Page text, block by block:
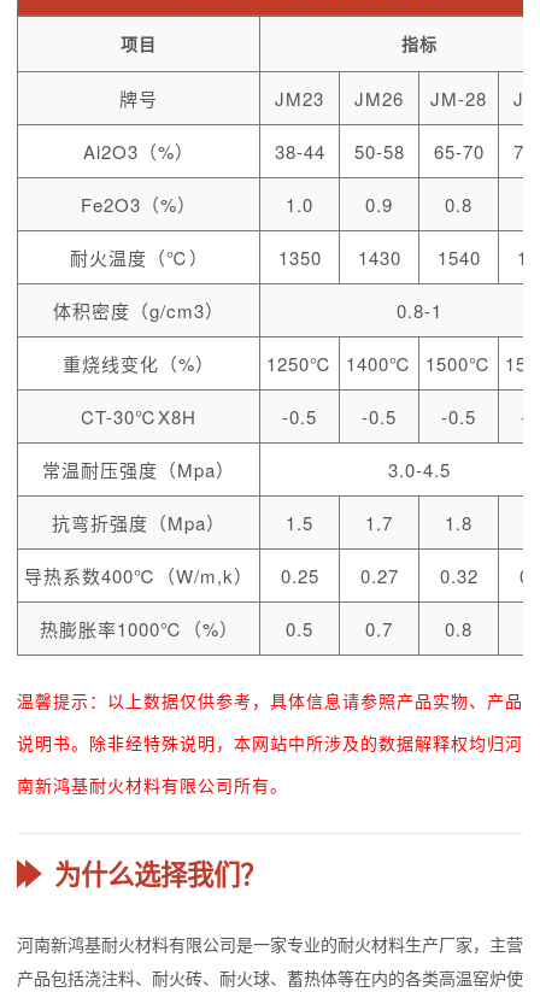
项目 指标
牌号 JM23 JM26 JM-28
Al2O3（%） 38-44 50-58 65-70
Fe2O3（%） 1.0 0.9 0.8
耐火温度（℃） 1350 1430 1540
体积密度（g/cm3） 0.8-1
重烧线变化（%） 1250℃ 1400℃ 1500℃
CT-30℃X8H -0.5 -0.5 -0.5 -
常温耐压强度（Mpa） 3.0-4.5
抗弯折强度（Mpa） 1.5 1.7 1.8
导热系数400℃（W/m,k） 0.25 0.27 0.32
热膨胀率1000℃（%） 0.5 0.7 0.8
温馨提示：以上数据仅供参考，具体信息请参照产品实物、产品
说明书。除非经特殊说明，本网站中所涉及的数据解释权均归河
南新鸿基耐火材料有限公司所有。
为什么选择我们？
河南新鸿基耐火材料有限公司是一家专业的耐火材料生产厂家，主营
产品包括浇注料、耐火砖、耐火球、蓄热体等在内的各类高温窑炉使